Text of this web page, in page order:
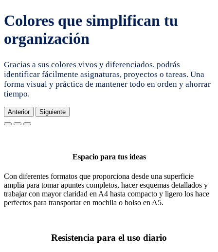
Colores que simplifican tu
organización
Gracias a sus colores vivos y diferenciados, podrás
identificar fácilmente asignaturas, proyectos o tareas. Una
forma visual y práctica de mantener todo en orden y ahorrar
tiempo.
Anterior Siguiente
Espacio para tus ideas
Con diferentes formatos que proporciona desde una superficie
amplia para tomar apuntes completos, hacer esquemas detallados y
trabajar con mayor claridad en A4 hasta compacto y ligero los hace
perfectos para transportar en mochila o bolso en A5.
Resistencia para el uso diario